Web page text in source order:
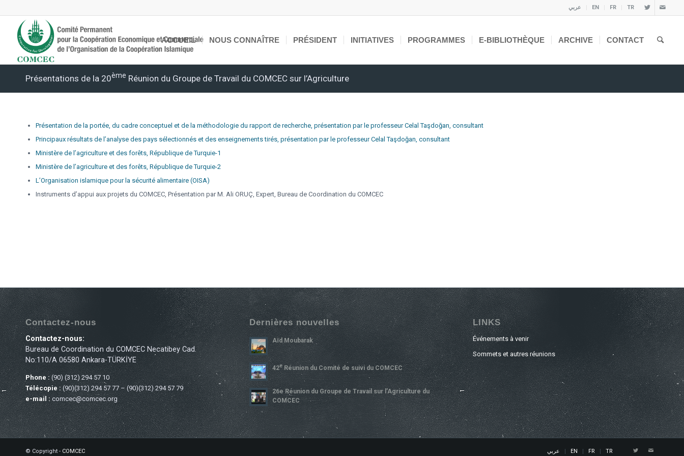
عربي EN FR TR
ACCUEIL NOUS CONNAÎTRE PRÉSIDENT INITIATIVES PROGRAMMES E-BIBLIOTHÈQUE ARCHIVE CONTACT
Présentations de la 20Ème Réunion du Groupe de Travail du COMCEC sur l’Agriculture
Présentation de la portée, du cadre conceptuel et de la méthodologie du rapport de recherche, présentation par le professeur Celal Taşdoğan, consultant
Principaux résultats de l’analyse des pays sélectionnés et des enseignements tirés, présentation par le professeur Celal Taşdoğan, consultant
Ministère de l’agriculture et des forêts, République de Turquie-1
Ministère de l’agriculture et des forêts, République de Turquie-2
L’Organisation islamique pour la sécurité alimentaire (OISA)
Instruments d’appui aux projets du COMCEC, Présentation par M. Ali ORUÇ, Expert, Bureau de Coordination du COMCEC
Contactez-nous
Contactez-nous:
Bureau de Coordination du COMCEC Necatibey Cad.
No:110/A 06580 Ankara-TÜRKİYE
Phone :(90) (312) 294 57 10
Télécopie :(90)(312) 294 57 77 – (90)(312) 294 57 79
e-mail :comcec@comcec.org
Dernières nouvelles
Aïd Moubarak
42ERéunion du Comité de suivi du COMCEC
26e Réunion du Groupe de Travail sur l’Agriculture du
COMCEC
LINKS
Événements à venir
Sommets et autres réunions
© Copyright - COMCEC عربي EN FR TR